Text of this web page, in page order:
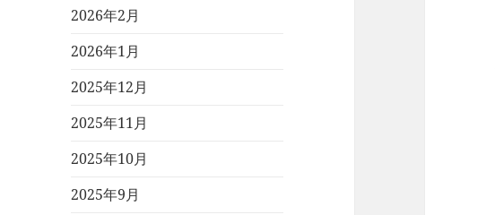
2026年2月
2026年1月
2025年12月
2025年11月
2025年10月
2025年9月